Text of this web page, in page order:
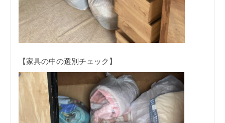
【家具の中の選別チェック】